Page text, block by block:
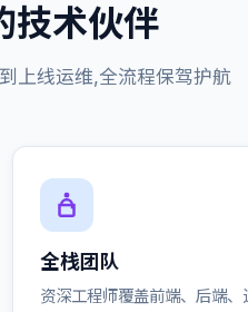
技术伙伴
上线运维,全流程保驾护航
全栈团队
资深工程师覆盖前端、后端、